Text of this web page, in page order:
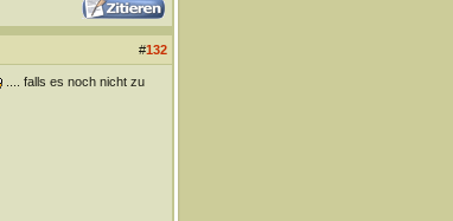
#132
.... falls es noch nicht zu